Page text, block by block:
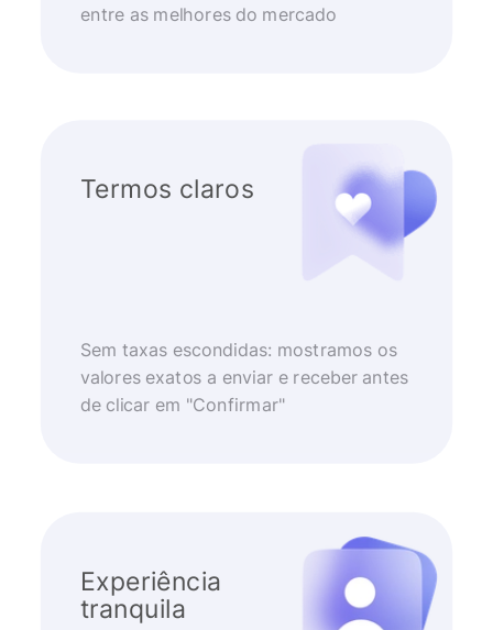
entre as melhores do mercado
Termos claros
Sem taxas escondidas: mostramos os
valores exatos a enviar e receber antes
de clicar em "Confirmar"
Experiência
tranquila